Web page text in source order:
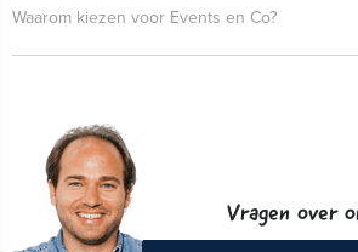
Waarom kiezen voor Events en Co?
Vragen over